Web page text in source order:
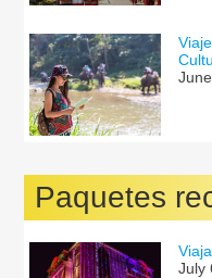
Paquetes
July